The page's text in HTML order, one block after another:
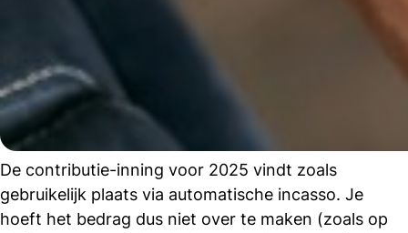
De contributie-inning voor 2025 vindt zoals
gebruikelijk plaats via automatische incasso. Je
hoeft het bedrag dus niet over te maken (zoals op